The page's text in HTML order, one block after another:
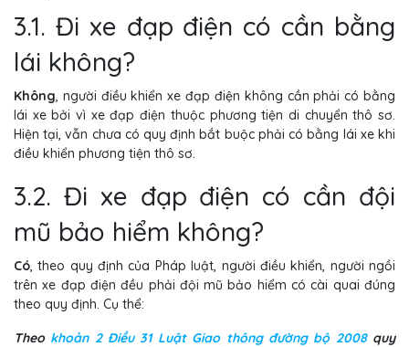
3.1. Đi xe đạp điện có cần bằng
lái không?
Không, người điều khiển xe đạp điện không cần phải có bằng
lái xe bởi vì xe đạp điện thuộc phương tiện di chuyển thô sơ.
Hiện tại, vẫn chưa có quy định bắt buộc phải có bằng lái xe khi
điều khiển phương tiện thô sơ.
3.2. Đi xe đạp điện có cần đội
mũ bảo hiểm không?
Có, theo quy định của Pháp luật, người điều khiển, người ngồi
trên xe đạp điện đều phải đội mũ bảo hiểm có cài quai đúng
theo quy định. Cụ thể:
Theo khoản 2 Điều 31 Luật Giao thông đường bộ 2008quy